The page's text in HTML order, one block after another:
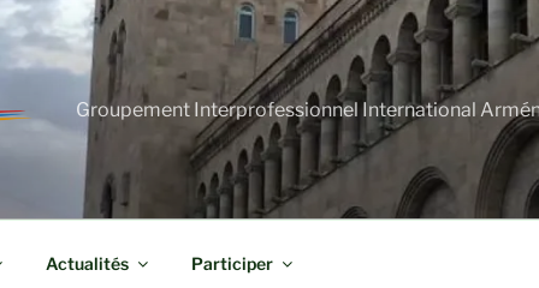
Groupement Interprofessionnel International
Actualités Participer